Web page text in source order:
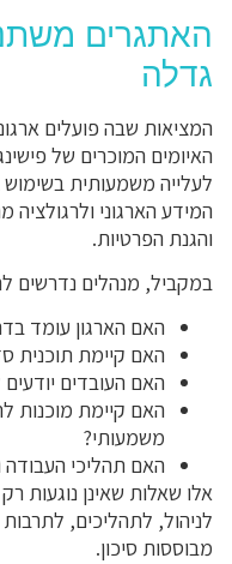
האתגרים
גדלה
המציאות שבה פועלים
האיומים המוכרים של
המידע הארגוני
והגנת הפרטיות.
במקביל, מנהלים נדרשים
האם הארגון עומד
האם קיימת תוכנית
האם העובדים
האם קיימת מוכנות
משמעותי?
האם תהליכי העבודה
אלו שאלות שאינן נוגעות
לניהול, לתהליכים,
מבוססות סיכון.